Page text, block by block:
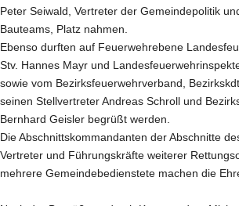
Peter Seiwald, Vertreter der Gemeindepolitik
Bauteams, Platz nahmen.
Ebenso durften auf Feuerwehrebene
Stv. Hannes Mayr und
sowie vom Bezirksfeuerwehrverband,
seinen Stellvertreter Andreas Schroll und
Bernhard Geisler begrüßt werden.
Die Abschnittskommandanten der Abschnitte
Vertreter und Führungskräfte weiterer
mehrere Gemeindebedienstete machen die